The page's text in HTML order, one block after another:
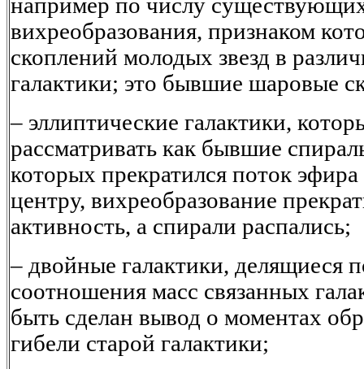
например по числу
вихреобразования, признаком
скоплений молодых звезд в
галактики; это бывшие шаровые
– эллиптические галактики,
рассматривать как бывшие
которых прекратился поток
центру, вихреобразование
активность, а спирали распались;
– двойные галактики, делящиеся
соотношения масс связанных
быть сделан вывод о моментах
гибели старой галактики;